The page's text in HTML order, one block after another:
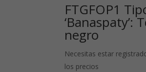
FTGFOP1
‘Banaspaty’:
negro
Necesitas estar
los precios